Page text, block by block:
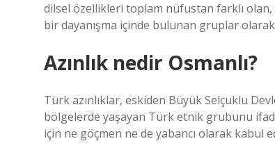
dilsel özellikleri toplam nüfustan farklı
bir dayanışma içinde bulunan gruplar
Azınlık nedir Osmanlı?
Türk azınlıklar, eskiden Büyük Selçuklu
bölgelerde yaşayan Türk etnik grubunu
için ne göçmen ne de yabancı olarak kabul